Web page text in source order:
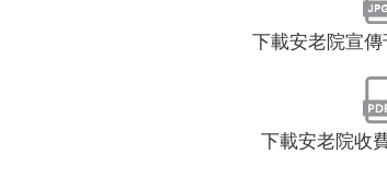
下載安老院宣傳
下載安老院收